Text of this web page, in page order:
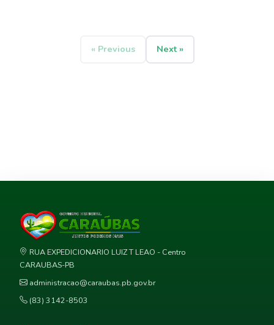
« Previous Next »
RUA EXPEDICIONARIO LUIZ T LEAO - Centro
CARAUBAS-PB
administracao@caraubas.pb.gov.br
(83) 3142-8503